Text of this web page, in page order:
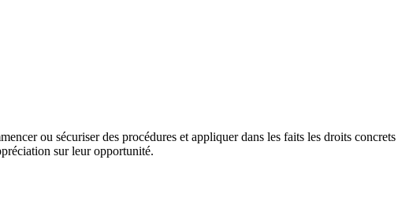
ou sécuriser des procédures et appliquer dans les faits les droits
sur leur opportunité.